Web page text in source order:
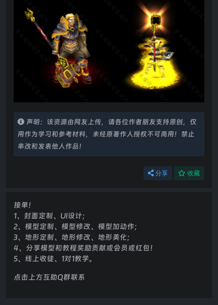
声明：该资源由网友上传，请各位作者朋友支持原创，仅
用作为学习和参考材料，未经原著作人授权不可商用！禁止
串改和发表他人作品！
分享 收藏
接单！
1、封面定制、UI设计；
2、模型定制、模型修改、模型加动作；
3、地形定制、地形修改、地形美化；
4、分享模型和教程奖励贡献或会员或红包！
5、线上收徒、1对1教学。
点击上方互助Q群联系